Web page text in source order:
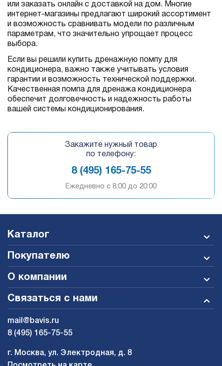
или заказать онлайн с доставкой на дом. Многие
интернет-магазины предлагают широкий ассортимент
и возможность сравнивать модели по различным
параметрам, что значительно упрощает процесс
выбора.
Если вы решили купить дренажную помпу для
кондиционера, важно также учитывать условия
гарантии и возможность технической поддержки.
Качественная помпа для дренажа кондиционера
обеспечит долговечность и надежность работы
вашей системы кондиционирования.
Закажите нужный товар
по телефону:
8 (495) 165-75-55
Ежедневно c 8:00 до 20:00
Каталог
Покупателю
О компании
Связаться с нами
mail@bavis.ru
8 (495) 165-75-55
г. Москва, ул. Электродная, д. 8